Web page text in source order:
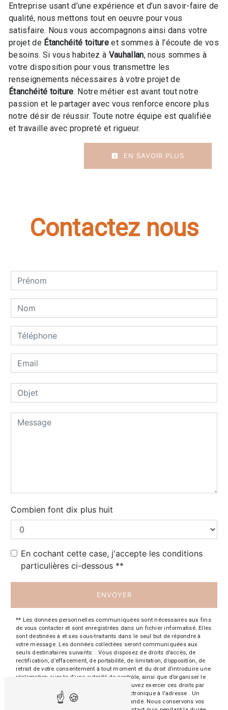
Entreprise usant d’une expérience et d’un savoir-faire de
qualité, nous mettons tout en oeuvre pour vous
satisfaire. Nous vous accompagnons ainsi dans votre
projet de Étanchéité toitureet sommes à l’écoute de vos
besoins. Si vous habitez à Vauhallan, nous sommes à
votre disposition pour vous transmettre les
renseignements nécessaires à votre projet de
Étanchéité toiture. Notre métier est avant tout notre
passion et le partager avec vous renforce encore plus
notre désir de réussir. Toute notre équipe est qualifiée
et travaille avec propreté et rigueur.
EN SAVOIR PLUS
Contactez nous
Combien font dix plus huit
En cochant cette case, j'accepte les conditions
particulières ci-dessous **
ENVOYER
** Les données personnelles communiquées sont nécessaires aux fins
de vous contacter et sont enregistrées dans un fichier informatisé. Elles
sont destinées à et ses sous-traitants dans le seul but de répondre à
votre message. Les données collectées seront communiquées aux
seuls destinataires suivants: . Vous disposez de droits d’accès, de
rectification, d’effacement, de portabilité, de limitation, d’opposition, de
retrait de votre consentement à tout moment et du droit d’introduire une
réclamation auprès d’une autorité de contrôle, ainsi que d’organiser le
sort de vos données post-mortem. Vous pouvez exercer ces droits par
voie postale à l'adresse ou par courrier électronique à l'adresse . Un
justificatif d'identité pourra vous être demandé. Nous conservons vos